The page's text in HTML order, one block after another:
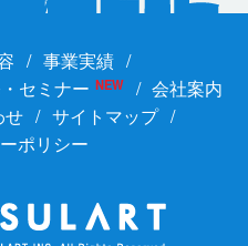
事業実績
セミナー NEW
会社案内
せ
サイトマップ
ポリシー